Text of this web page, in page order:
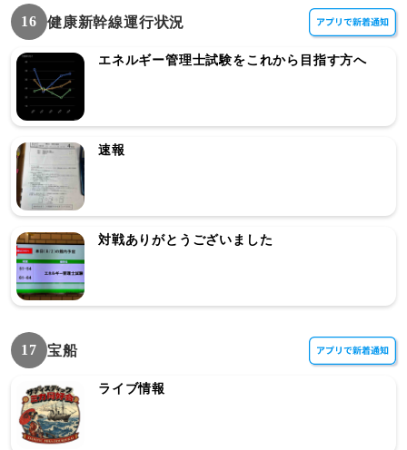
16 健康新幹線運行状況
エネルギー管理士試験をこれから目指す方へ
速報
対戦ありがとうございました
17 宝船
ライブ情報